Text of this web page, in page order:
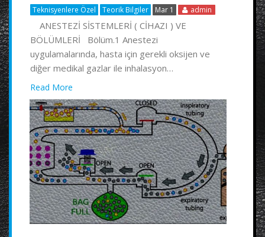
Teknisyenlere Özel Teorik Bilgiler Mar 1 admin
ANESTEZİ SİSTEMLERİ ( CİHAZI ) VE
BÖLÜMLERİ Bölüm.1 Anestezi
uygulamalarında, hasta için gerekli oksijen ve
diğer medikal gazlar ile inhalasyon…
Read More